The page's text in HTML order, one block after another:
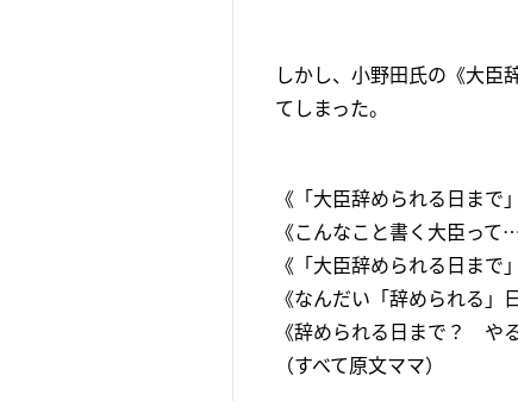
しかし、小野田氏の《大臣
てしまった。
《「大臣辞められる日ま
《こんなこと書く大臣って
《「大臣辞められる日まで
《なんだい「辞められる」
《辞められる日まで？ や
（すべて原文ママ）